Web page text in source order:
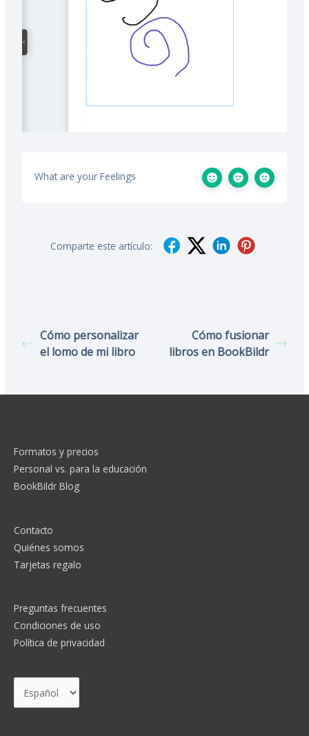
What are your Feelings
Comparte este artículo:
Cómo personalizar
el lomo de mi libro
Cómo fusionar
libros en BookBildr
Formatos y precios
Personal vs. para la educación
BookBildr Blog
Contacto
Quiénes somos
Tarjetas regalo
Preguntas frecuentes
Condiciones de uso
Política de privacidad